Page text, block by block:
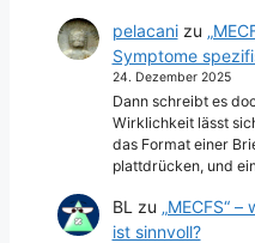
pelacanizu
Symptome
24. Dezember 2025
Dann schreibt es
Wirklichkeit lässt
das Format einer
plattdrücken, und
BL zu „MECFS“
ist sinnvoll?